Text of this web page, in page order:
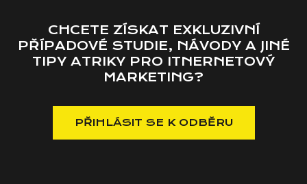
CHCETE ZÍSKAT EXKLUZIVNÍ
PŘÍPADOVÉ STUDIE, NÁVODY A JINÉ
TIPY ATRIKY PRO ITNERNETOVÝ
MARKETING?